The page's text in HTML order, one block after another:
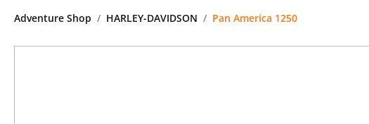
Adventure Shop HARLEY-DAVIDSON Pan America 1250